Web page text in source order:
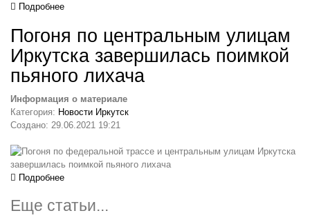
Подробнее
Погоня по центральным улицам
Иркутска завершилась поимкой
пьяного лихача
Информация о материале
Категория: Новости Иркутск
Создано: 29.06.2021 19:21
Подробнее
Еще статьи...